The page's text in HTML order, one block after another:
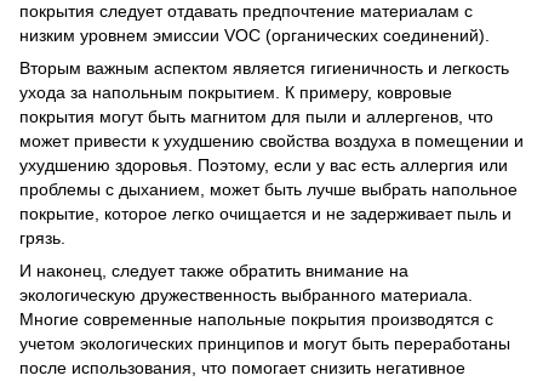
покрытия следует отдавать предпочтение материалам с
низким уровнем эмиссии VOC (органических соединений).
Вторым важным аспектом является гигиеничность и легкость
ухода за напольным покрытием. К примеру, ковровые
покрытия могут быть магнитом для пыли и аллергенов, что
может привести к ухудшению свойства воздуха в помещении и
ухудшению здоровья. Поэтому, если у вас есть аллергия или
проблемы с дыханием, может быть лучше выбрать напольное
покрытие, которое легко очищается и не задерживает пыль и
грязь.
И наконец, следует также обратить внимание на
экологическую дружественность выбранного материала.
Многие современные напольные покрытия производятся с
учетом экологических принципов и могут быть переработаны
после использования, что помогает снизить негативное